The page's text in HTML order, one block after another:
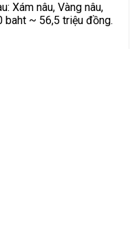
Xám nâu, Vàng nâu,
baht ~ 56,5 triệu đồng.